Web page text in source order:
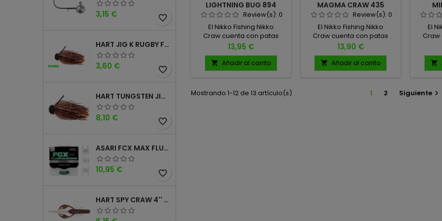
Precio
3,15 € favorite_border
HART JIG K RUGBY FOOTBALL DM
Precio
3,60 € favorite_border
HART TUNGSTEN JIG T FOOTBALL DM
Precio
8,10 € favorite_border
ASARI FCX MAX FLUOROCARBONO 100% 100MTS
Precio
10,95 € favorite_border
HART SPY CRAW 4'' CINNAMON PURPLE
LIGHTNING BUG 894
Review(s): 0
El Nikko Fishing Nikko
Craw cuenta con patas
ultra realistas, antenas,
ángulos de cuerpo
arqueado y una postura
amplia de sus pinzas,
defensiva vulnerable con
un nivel de realismo
Precio
13,95 €
 Añadir al carrito
MAGMA CRAW 435
Review(s): 0
El Nikko Fishing Nikko
Craw cuenta con patas
ultra realistas, antenas,
ángulos de cuerpo
arqueado y una postura
amplia de sus pinzas,
defensiva vulnerable con
un nivel de realismo
Precio
13,90 €
 Añadir al carrito
El
ultra
un

Mostrando 1-12 de 13 artículo(s) 1 2 Siguiente 